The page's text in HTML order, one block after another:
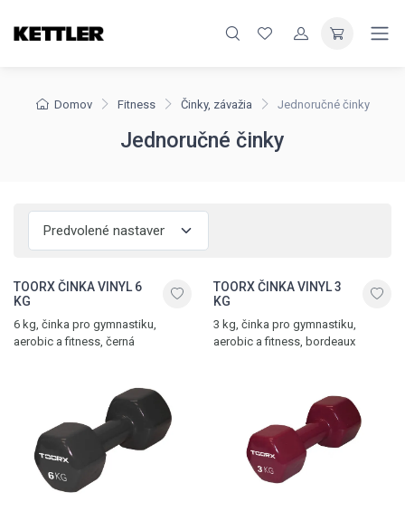
Domov Fitness Činky, závažia Jednoručné činky
Jednoručné činky
TOORX ČINKA VINYL 6
KG
6 kg, činka pro gymnastiku,
aerobic a fitness, černá
TOORX ČINKA VINYL 3
KG
3 kg, činka pro gymnastiku,
aerobic a fitness, bordeaux